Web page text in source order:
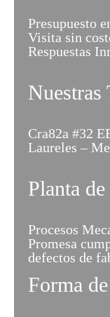
Presupuesto
Visita sin
Respuestas
Nuestras
Cra82a #32
Laureles –
Planta
Procesos
Promesa
defectos de
Forma